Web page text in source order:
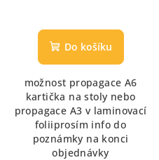
Do košíku
možnost propagace A6
kartička na stoly nebo
propagace A3 v laminovací
foliiprosím info do
poznámky na konci
objednávky